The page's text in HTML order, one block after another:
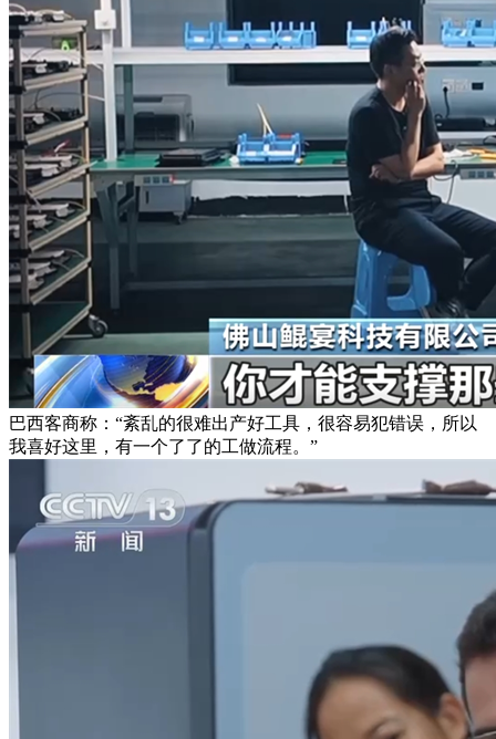
巴西客商称：“紊乱的很难出产好工具，很容易犯错误，所以
我喜好这里，有一个了了的工做流程。”